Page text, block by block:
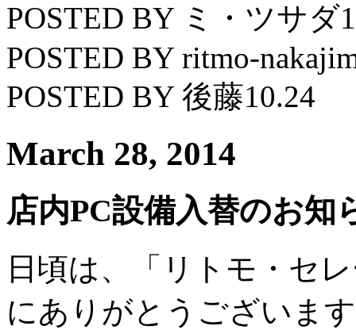
POSTED BY ミ・ツサダ
POSTED BY ritmo-
POSTED BY 後藤10.24
March 28, 2014
店内PC設備入替のお知
日頃は、「リトモ・セ
にありがとうございま